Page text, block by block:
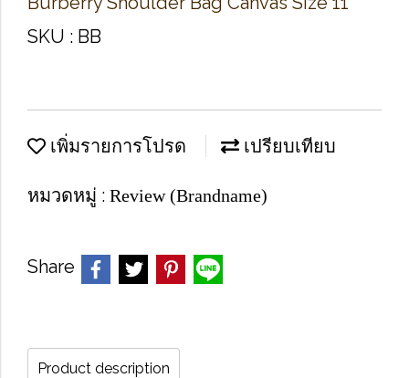
SKU : BB
เพิ่มรายการโปรด เปรียบเทียบ
หมวดหมู่ : Review (Brandname)
Share
Product description